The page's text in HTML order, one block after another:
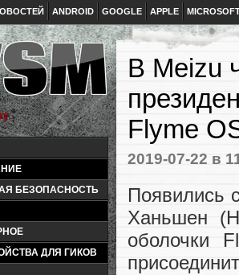
ANDROID GOOGLE APPLE
БЕЗОПАСНОСТЬ
ДЛЯ ГИКОВ
В Meizu
Flyme
2019-07-22 в
Появились
Ханьшен
оболочки